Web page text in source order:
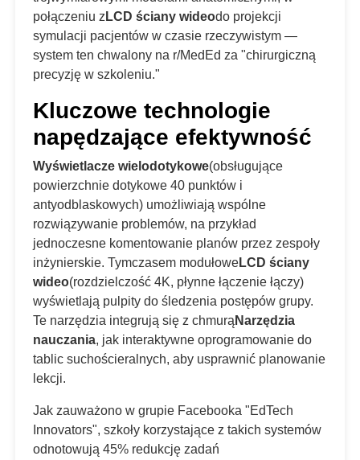
połączeniu z LCD ściany wideodo projekcji
symulacji pacjentów w czasie rzeczywistym —
system ten chwalony na r/MedEd za "chirurgiczną
precyzję w szkoleniu."
Kluczowe technologie
napędzające efektywność
Wyświetlacze wielodotykowe(obsługujące
powierzchnie dotykowe 40 punktów i
antyodblaskowych) umożliwiają wspólne
rozwiązywanie problemów, na przykład
jednoczesne komentowanie planów przez zespoły
inżynierskie. Tymczasem modułoweLCD ściany
wideo(rozdzielczość 4K, płynne łączenie łączy)
wyświetlają pulpity do śledzenia postępów grupy.
Te narzędzia integrują się z chmurą Narzędzia
nauczania, jak interaktywne oprogramowanie do
tablic suchościeralnych, aby usprawnić planowanie
lekcji.
Jak zauważono w grupie Facebooka "EdTech
Innovators", szkoły korzystające z takich systemów
odnotowują 45% redukcję zadań